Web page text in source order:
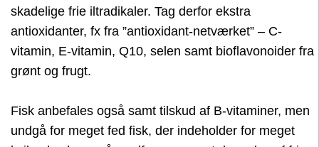
skadelige frie iltradikaler. Tag derfor ekstra
antioxidanter, fx fra ”antioxidant-netværket” – C-
vitamin, E-vitamin, Q10, selen samt bioflavonoider fra
grønt og frugt.
Fisk anbefales også samt tilskud af B-vitaminer, men
undgå for meget fed fisk, der indeholder for meget